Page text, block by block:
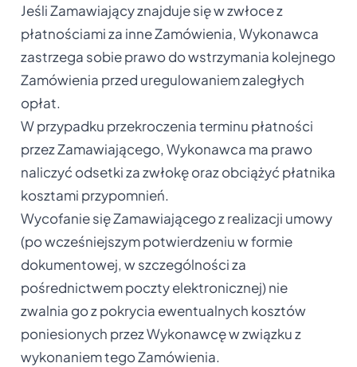
Jeśli Zamawiający znajduje się w zwłoce z
płatnościami za inne Zamówienia, Wykonawca
zastrzega sobie prawo do wstrzymania kolejnego
Zamówienia przed uregulowaniem zaległych
opłat.
W przypadku przekroczenia terminu płatności
przez Zamawiającego, Wykonawca ma prawo
naliczyć odsetki za zwłokę oraz obciążyć płatnika
kosztami przypomnień.
Wycofanie się Zamawiającego z realizacji umowy
(po wcześniejszym potwierdzeniu w formie
dokumentowej, w szczególności za
pośrednictwem poczty elektronicznej) nie
zwalnia go z pokrycia ewentualnych kosztów
poniesionych przez Wykonawcę w związku z
wykonaniem tego Zamówienia.